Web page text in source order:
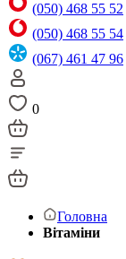
(050) 468 55 52
(050) 468 55 54
(067) 461 47 96
0
Головна
Вітаміни